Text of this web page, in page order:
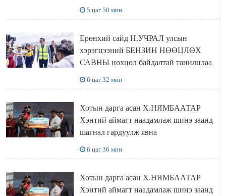
5 цаг 50 мин
Ерөнхий сайд Н.УЧРАЛ улсын
хэрэгцээний БЕНЗИН НӨӨЦЛӨХ
САВНЫ нөхцөл байдалтай танилцлаа
6 цаг 32 мин
Хотын дарга асан Х.НЯМБААТАР
Хэнтий аймагт наадамлаж шинэ заанд
шагнал гардуулж явна
6 цаг 36 мин
Хотын дарга асан Х.НЯМБААТАР
Хэнтий аймагт наадамлаж шинэ заанд